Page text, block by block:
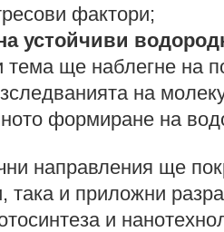
фактори;
устойчиви
тема ще наблегне на
на
формиране на
направления ще
и приложни
и